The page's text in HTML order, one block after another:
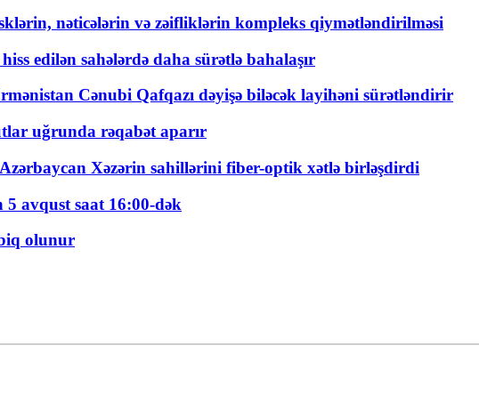
nəticələrin və zəifliklərin kompleks qiymətləndirilməsi
edilən sahələrdə daha sürətlə bahalaşır
Cənubi Qafqazı dəyişə biləcək layihəni sürətləndirir
uğrunda rəqabət aparır
Xəzərin sahillərini fiber-optik xətlə birləşdirdi
5 avqust saat 16:00-dək
olunur